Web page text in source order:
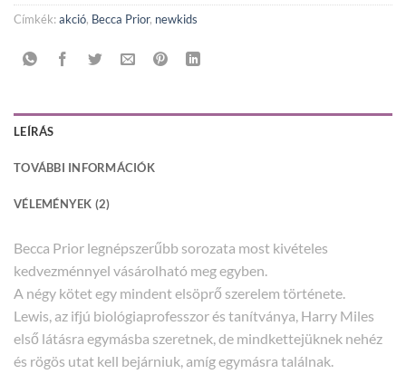
Címkék:akció, Becca Prior, newkids
LEÍRÁS
TOVÁBBI INFORMÁCIÓK
VÉLEMÉNYEK (2)
Becca Prior legnépszerűbb sorozata most kivételes
kedvezménnyel vásárolható meg egyben.
A négy kötet egy mindent elsöprő szerelem története.
Lewis, az ifjú biológiaprofesszor és tanítványa, Harry Miles
első látásra egymásba szeretnek, de mindkettejüknek nehéz
és rögös utat kell bejárniuk, amíg egymásra találnak.